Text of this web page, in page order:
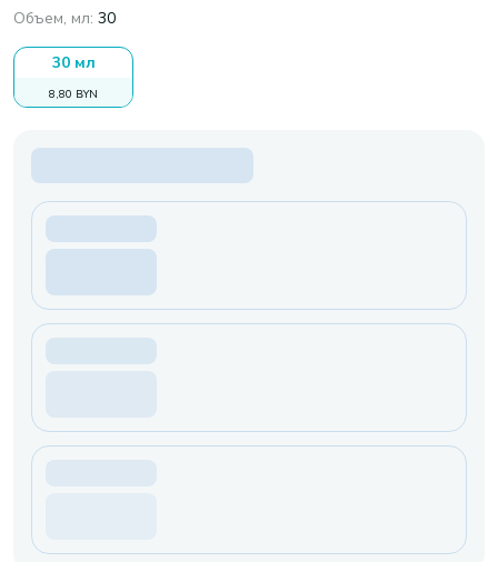
Объем, мл: 30
30 мл
8,80 BYN